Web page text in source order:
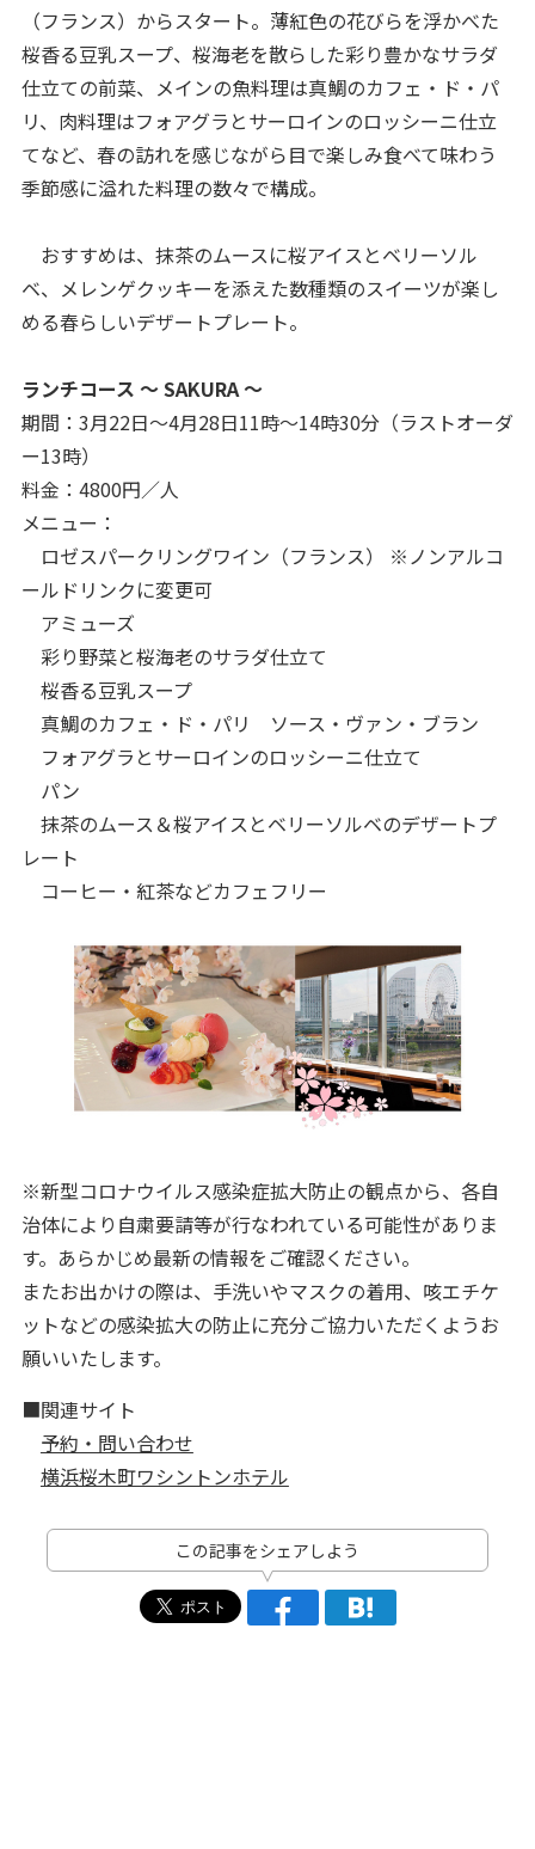
（フランス）からスタート。薄紅色の花びらを浮かべた
桜香る豆乳スープ、桜海老を散らした彩り豊かなサラダ
仕立ての前菜、メインの魚料理は真鯛のカフェ・ド・パ
リ、肉料理はフォアグラとサーロインのロッシーニ仕立
てなど、春の訪れを感じながら目で楽しみ食べて味わう
季節感に溢れた料理の数々で構成。
おすすめは、抹茶のムースに桜アイスとベリーソル
ベ、メレンゲクッキーを添えた数種類のスイーツが楽し
める春らしいデザートプレート。
ランチコース ～ SAKURA ～
期間：3月22日～4月28日11時～14時30分（ラストオーダ
ー13時）
料金：4800円／人
メニュー：
ロゼスパークリングワイン（フランス） ※ノンアルコ
ールドリンクに変更可
アミューズ
彩り野菜と桜海老のサラダ仕立て
桜香る豆乳スープ
真鯛のカフェ・ド・パリ ソース・ヴァン・ブラン
フォアグラとサーロインのロッシーニ仕立て
パン
抹茶のムース＆桜アイスとベリーソルベのデザートプ
レート
コーヒー・紅茶などカフェフリー
※新型コロナウイルス感染症拡大防止の観点から、各自
治体により自粛要請等が行なわれている可能性がありま
す。あらかじめ最新の情報をご確認ください。
またお出かけの際は、手洗いやマスクの着用、咳エチケ
ットなどの感染拡大の防止に充分ご協力いただくようお
願いいたします。
■関連サイト
予約・問い合わせ
横浜桜木町ワシントンホテル
この記事をシェアしよう